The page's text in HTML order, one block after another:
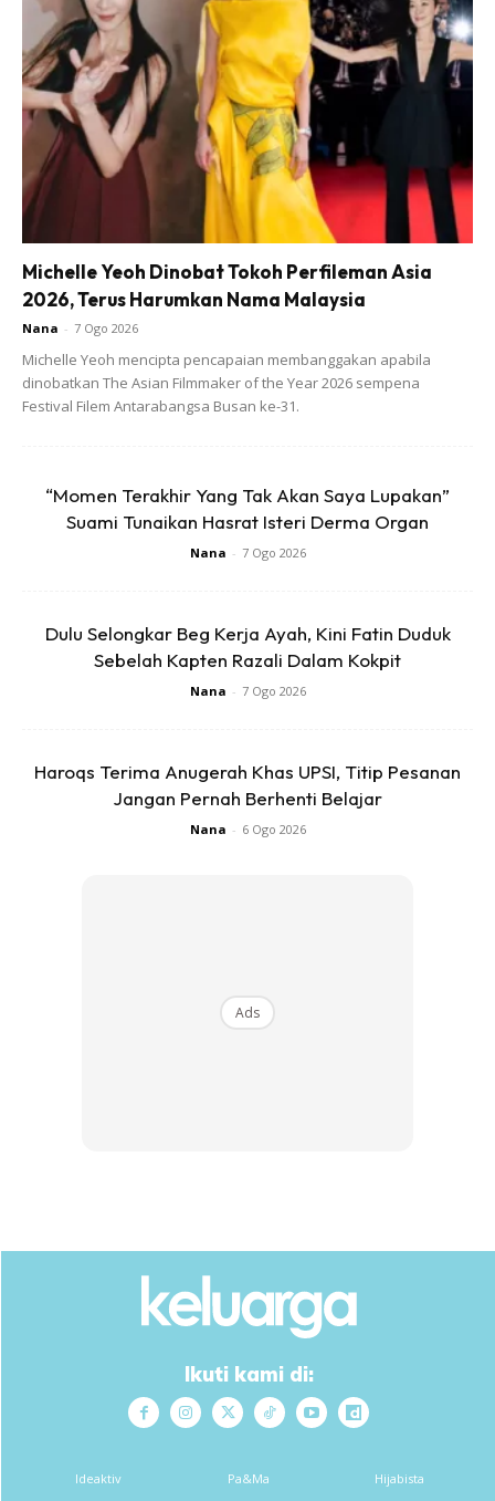
Sumber :Astro Awani
Jom tonton kisah Hikayat 1001 Malam yang dibawakan oleh
Bintang Kecil.
Ads
membuat amal ibadah. Jom didik jiwa mendekati keluarga
Michelle Yeoh Dinobat Tokoh Perfileman Asia
2026, Terus Harumkan Nama Malaysia
Nana - 7 Ogo 2026
Michelle Yeoh mencipta pencapaian membanggakan apabila
dinobatkan The Asian Filmmaker of the Year 2026 sempena
Festival Filem Antarabangsa Busan ke-31.
“Momen Terakhir Yang Tak Akan Saya Lupakan”
Suami Tunaikan Hasrat Isteri Derma Organ
Nana - 7 Ogo 2026
Dulu Selongkar Beg Kerja Ayah, Kini Fatin Duduk
Sebelah Kapten Razali Dalam Kokpit
Nana - 7 Ogo 2026
Haroqs Terima Anugerah Khas UPSI, Titip Pesanan
Jangan Pernah Berhenti Belajar
Nana - 6 Ogo 2026
Ads
Ikuti kami di:
Ideaktiv Pa&Ma Hijabista